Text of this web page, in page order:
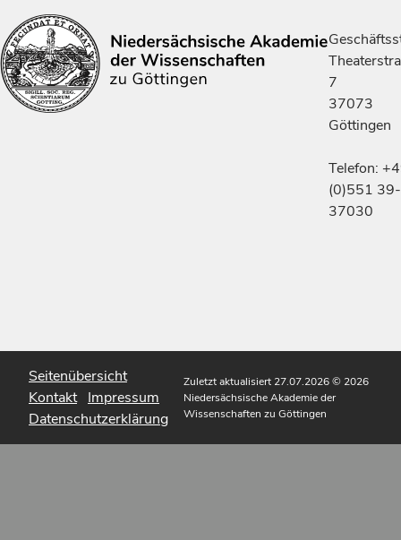
7
37073
Göttingen
Telefon:
(0)551 39-
37030
Seitenübersicht
Kontakt Impressum
Datenschutzerklärung
Zuletzt aktualisiert 27.07.2026© 2026
Niedersächsische Akademie der
Wissenschaften zu Göttingen